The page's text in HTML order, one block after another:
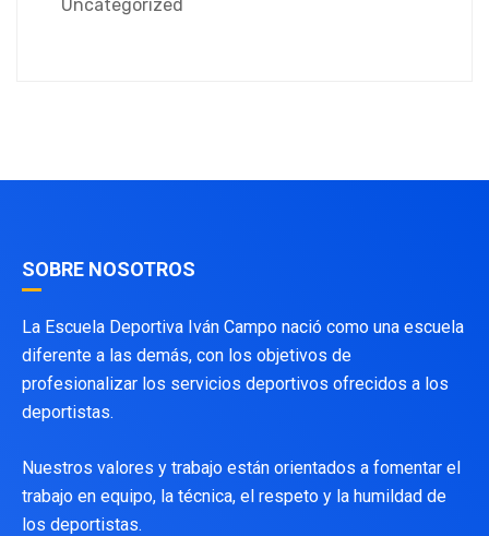
Uncategorized
SOBRE NOSOTROS
La Escuela Deportiva Iván Campo nació como una escuela
diferente a las demás, con los objetivos de
profesionalizar los servicios deportivos ofrecidos a los
deportistas.
Nuestros valores y trabajo están orientados a fomentar el
trabajo en equipo, la técnica, el respeto y la humildad de
los deportistas.